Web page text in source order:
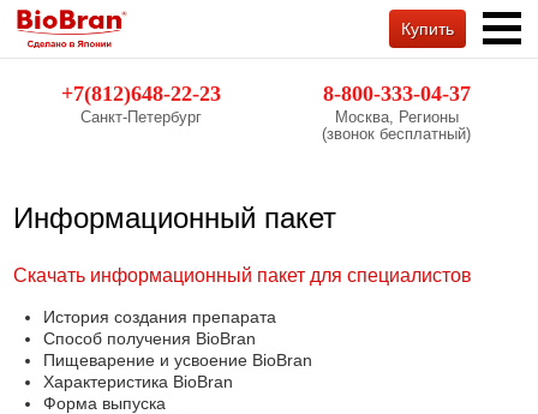
+7(812)648-22-23
Санкт-Петербург
8-800-333-04-37
Москва, Регионы
(звонок бесплатный)
Купить
Информационный пакет
Скачать информационный пакет для специалистов
История создания препарата
Способ получения BioBran
Пищеварение и усвоение BioBran
Характеристика BioBran
Форма выпуска